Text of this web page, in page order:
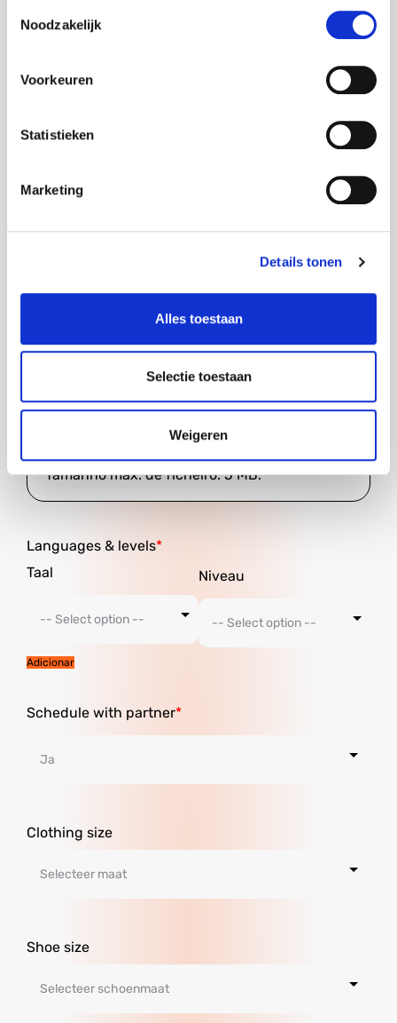
Noodzakelijk
Voorkeuren
Statistieken
Marketing
Details tonen
Alles toestaan
Selectie toestaan
Weigeren
accommodation?
Resume
Tipos de ficheiro aceites: pdf, doc, docx, png,
Tamanho máx. de ficheiro: 5 MB.
Languages ​​& levels
Adicionar
Schedule with partner
Clothing size
Shoe size